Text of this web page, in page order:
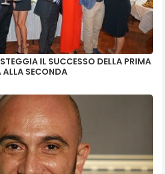
IL SUCCESSO DELLA PRIMA
ALLA SECONDA